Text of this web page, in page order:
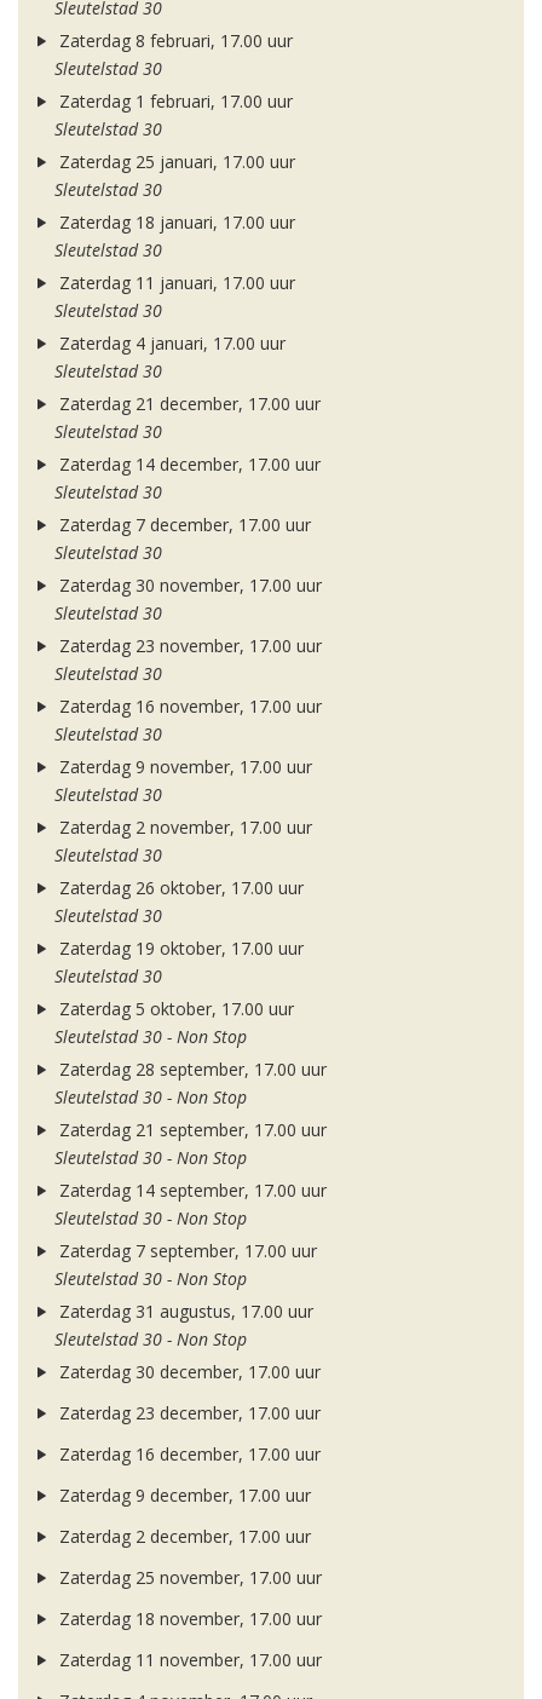
Sleutelstad 30
Zaterdag 8 februari, 17.00 uur
Sleutelstad 30
Zaterdag 1 februari, 17.00 uur
Sleutelstad 30
Zaterdag 25 januari, 17.00 uur
Sleutelstad 30
Zaterdag 18 januari, 17.00 uur
Sleutelstad 30
Zaterdag 11 januari, 17.00 uur
Sleutelstad 30
Zaterdag 4 januari, 17.00 uur
Sleutelstad 30
Zaterdag 21 december, 17.00 uur
Sleutelstad 30
Zaterdag 14 december, 17.00 uur
Sleutelstad 30
Zaterdag 7 december, 17.00 uur
Sleutelstad 30
Zaterdag 30 november, 17.00 uur
Sleutelstad 30
Zaterdag 23 november, 17.00 uur
Sleutelstad 30
Zaterdag 16 november, 17.00 uur
Sleutelstad 30
Zaterdag 9 november, 17.00 uur
Sleutelstad 30
Zaterdag 2 november, 17.00 uur
Sleutelstad 30
Zaterdag 26 oktober, 17.00 uur
Sleutelstad 30
Zaterdag 19 oktober, 17.00 uur
Sleutelstad 30
Zaterdag 5 oktober, 17.00 uur
Sleutelstad 30 - Non Stop
Zaterdag 28 september, 17.00 uur
Sleutelstad 30 - Non Stop
Zaterdag 21 september, 17.00 uur
Sleutelstad 30 - Non Stop
Zaterdag 14 september, 17.00 uur
Sleutelstad 30 - Non Stop
Zaterdag 7 september, 17.00 uur
Sleutelstad 30 - Non Stop
Zaterdag 31 augustus, 17.00 uur
Sleutelstad 30 - Non Stop
Zaterdag 30 december, 17.00 uur
Zaterdag 23 december, 17.00 uur
Zaterdag 16 december, 17.00 uur
Zaterdag 9 december, 17.00 uur
Zaterdag 2 december, 17.00 uur
Zaterdag 25 november, 17.00 uur
Zaterdag 18 november, 17.00 uur
Zaterdag 11 november, 17.00 uur